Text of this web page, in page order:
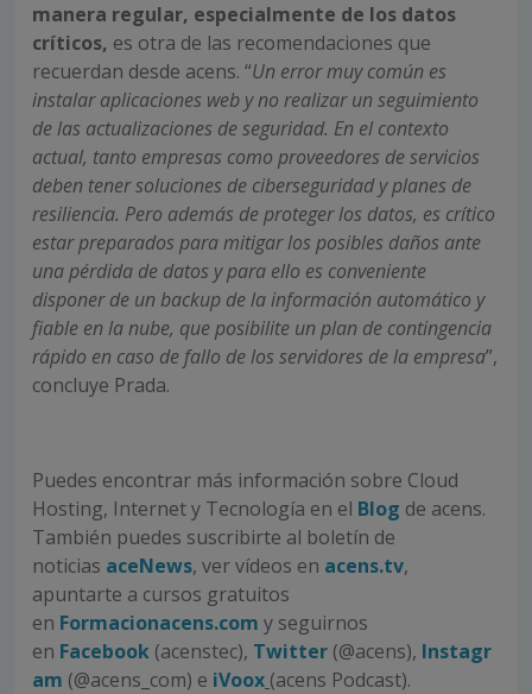
manera regular, especialmente de los datos
críticos, es otra de las recomendaciones que
recuerdan desde acens. “Un error muy común es
instalar aplicaciones web y no realizar un seguimiento
de las actualizaciones de seguridad. En el contexto
actual, tanto empresas como proveedores de servicios
deben tener soluciones de ciberseguridad y planes de
resiliencia. Pero además de proteger los datos, es crítico
estar preparados para mitigar los posibles daños ante
una pérdida de datos y para ello es conveniente
disponer de un backup de la información automático y
fiable en la nube, que posibilite un plan de contingencia
rápido en caso de fallo de los servidores de la empresa”,
concluye Prada.
Puedes encontrar más información sobre Cloud
Hosting, Internet y Tecnología en el Blog de acens.
También puedes suscribirte al boletín de
noticias aceNews, ver vídeos en acens.tv,
apuntarte a cursos gratuitos
en Formacionacens.com y seguirnos
en Facebook (acenstec), Twitter (@acens), Instagr
am (@acens_com) e iVoox (acens Podcast).